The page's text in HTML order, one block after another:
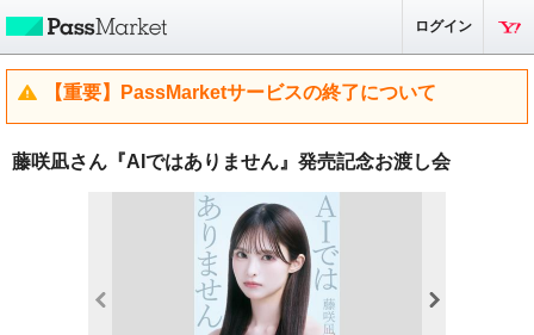
ログイン
【重要】PassMarketサービスの終了について
藤咲凪さん『AIではありません』発売記念お渡し会